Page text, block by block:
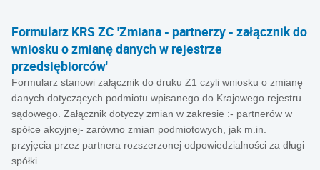
Formularz KRS ZC 'Zmiana - partnerzy - załącznik do
wniosku o zmianę danych w rejestrze
przedsiębiorców'
Formularz stanowi załącznik do druku Z1 czyli wniosku o zmianę
danych dotyczących podmiotu wpisanego do Krajowego rejestru
sądowego. Załącznik dotyczy zmian w zakresie :- partnerów w
spółce akcyjnej- zarówno zmian podmiotowych, jak m.in.
przyjęcia przez partnera rozszerzonej odpowiedzialności za długi
spółki